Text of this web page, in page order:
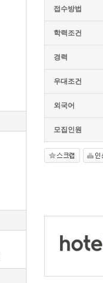
접수방법
학력조건
경력
우대조건
외국어
모집인원